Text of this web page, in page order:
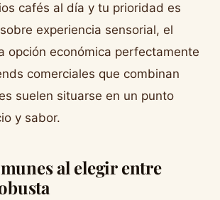
cafés al día y tu prioridad es
experiencia sensorial, el
opción económica perfectamente
comerciales que combinan
suelen situarse en un punto
y sabor.
al elegir entre